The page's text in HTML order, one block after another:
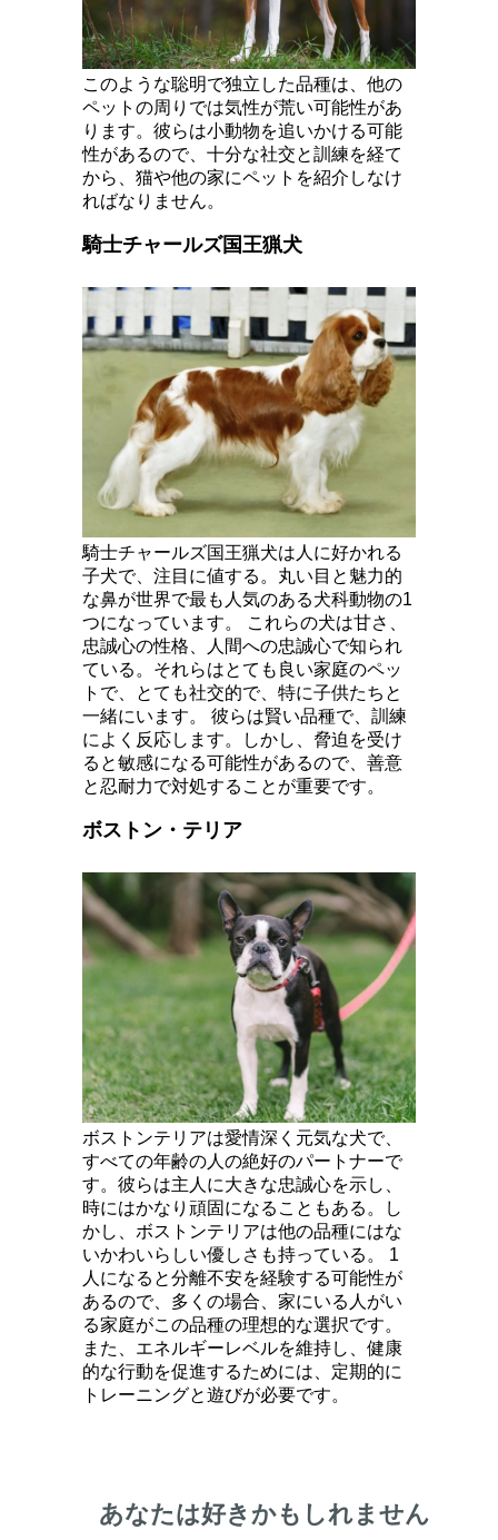
このような聡明で独立した品種は、他の
ペットの周りでは気性が荒い可能性があ
ります。彼らは小動物を追いかける可能
性があるので、十分な社交と訓練を経て
から、猫や他の家にペットを紹介しなけ
ればなりません。
騎士チャールズ国王猟犬
騎士チャールズ国王猟犬は人に好かれる
子犬で、注目に値する。丸い目と魅力的
な鼻が世界で最も人気のある犬科動物の1
つになっています。 これらの犬は甘さ、
忠誠心の性格、人間への忠誠心で知られ
ている。それらはとても良い家庭のペッ
トで、とても社交的で、特に子供たちと
一緒にいます。 彼らは賢い品種で、訓練
によく反応します。しかし、脅迫を受け
ると敏感になる可能性があるので、善意
と忍耐力で対処することが重要です。
ボストン・テリア
ボストンテリアは愛情深く元気な犬で、
すべての年齢の人の絶好のパートナーで
す。彼らは主人に大きな忠誠心を示し、
時にはかなり頑固になることもある。し
かし、ボストンテリアは他の品種にはな
いかわいらしい優しさも持っている。 1
人になると分離不安を経験する可能性が
あるので、多くの場合、家にいる人がい
る家庭がこの品種の理想的な選択です。
また、エネルギーレベルを維持し、健康
的な行動を促進するためには、定期的に
トレーニングと遊びが必要です。
あなたは好きかもしれません